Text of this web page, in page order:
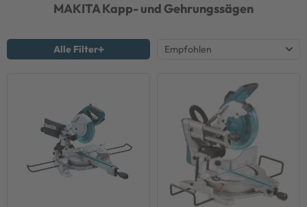
MAKITAKapp- und Gehrungssägen
Alle Filter